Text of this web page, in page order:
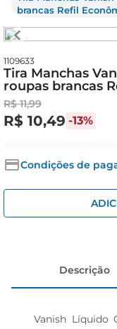
brancas Refil
1109633
Tira Manchas
roupas brancas
R$ 11,99
R$ 10,49 -13%
Condições de
Descrição
Vanish Líquido
leite
café
queijo
arroz
azeite
cerveja
iogurte